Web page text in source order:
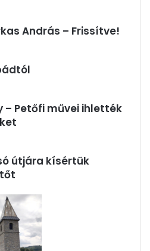
András – Frissítve!
– Petőfi művei ihlették
útjára kísértük